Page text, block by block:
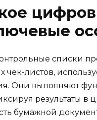
списки
чек-листов,
Они выполняют
результаты в
бумажной